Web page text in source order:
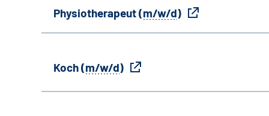
Physiotherapeut (m/w/d)
Koch (m/w/d)